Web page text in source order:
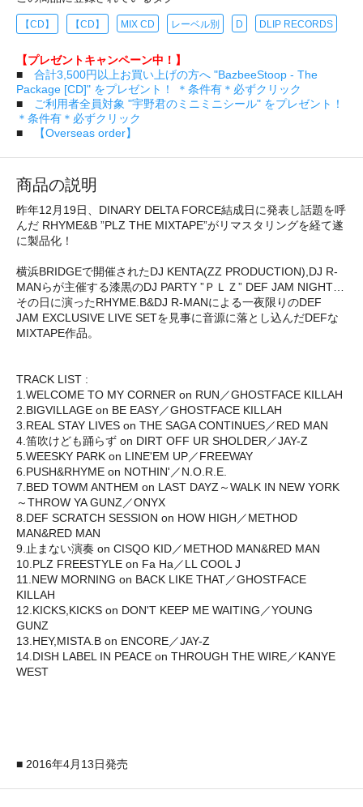
【CD】 【CD】 MIX CD レーベル別 D DLIP RECORDS
【プレゼントキャンペーン中！】
■ 合計3,500円以上お買い上げの方へ "BazbeeStoop - The
Package [CD]" をプレゼント！ ＊条件有＊必ずクリック
■
ご利用者全員対象 "宇野君のミニミニシール" をプレゼント！
＊条件有＊必ずクリック
■
【Overseas order】
商品の説明
昨年12月19日、DINARY DELTA FORCE結成日に発表し話題を呼
んだ RHYME&B ”PLZ THE MIXTAPE”がリマスタリングを経て遂
に製品化！
横浜BRIDGEで開催されたDJ KENTA(ZZ PRODUCTION),DJ R-
MANらが主催する漆黒のDJ PARTY ”ＰＬＺ” DEF JAM NIGHT…
その日に演ったRHYME.B&DJ R-MANによる一夜限りのDEF
JAM EXCLUSIVE LIVE SETを見事に音源に落とし込んだDEFな
MIXTAPE作品。
TRACK LIST :
1.WELCOME TO MY CORNER on RUN／GHOSTFACE KILLAH
2.BIGVILLAGE on BE EASY／GHOSTFACE KILLAH
3.REAL STAY LIVES on THE SAGA CONTINUES／RED MAN
4.笛吹けども踊らず on DIRT OFF UR SHOLDER／JAY-Z
5.WEESKY PARK on LINE'EM UP／FREEWAY
6.PUSH&RHYME on NOTHIN'／N.O.R.E.
7.BED TOWM ANTHEM on LAST DAYZ～WALK IN NEW YORK
～THROW YA GUNZ／ONYX
8.DEF SCRATCH SESSION on HOW HIGH／METHOD
MAN&RED MAN
9.止まない演奏 on CISQO KID／METHOD MAN&RED MAN
10.PLZ FREESTYLE on Fa Ha／LL COOL J
11.NEW MORNING on BACK LIKE THAT／GHOSTFACE
KILLAH
12.KICKS,KICKS on DON'T KEEP ME WAITING／YOUNG
GUNZ
13.HEY,MISTA.B on ENCORE／JAY-Z
14.DISH LABEL IN PEACE on THROUGH THE WIRE／KANYE
WEST
■ 2016年4月13日発売